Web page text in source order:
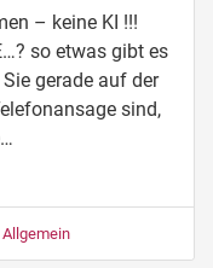
– keine KI !!!
so etwas gibt es
gerade auf der
sind,
Allgemein